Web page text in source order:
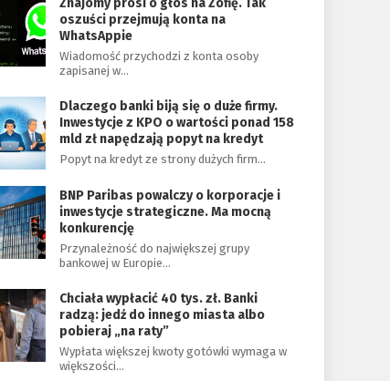
Znajomy prosi o głos na Zofię. Tak
oszuści przejmują konta na
WhatsAppie
Wiadomość przychodzi z konta osoby
zapisanej w…
Dlaczego banki biją się o duże firmy.
Inwestycje z KPO o wartości ponad 158
mld zł napędzają popyt na kredyt
Popyt na kredyt ze strony dużych firm…
BNP Paribas powalczy o korporacje i
inwestycje strategiczne. Ma mocną
konkurencję
Przynależność do największej grupy
bankowej w Europie…
Chciała wypłacić 40 tys. zł. Banki
radzą: jedź do innego miasta albo
pobieraj „na raty”
Wypłata większej kwoty gotówki wymaga w
większości…